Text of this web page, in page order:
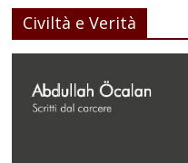
Civiltà e Verità